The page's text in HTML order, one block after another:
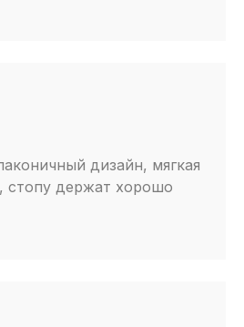
дизайн, мягкая
стопу держат хорошо